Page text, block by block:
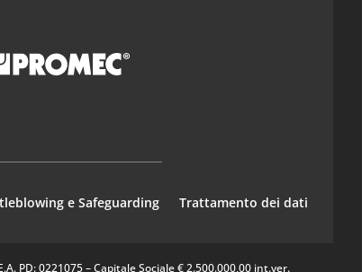
e Safeguarding Trattamento dei dati
PD: 0221075 – Capitale Sociale € 2.500.000,00 int.ver.